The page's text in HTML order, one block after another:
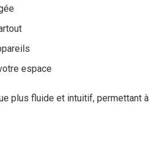
espace
plus fluide et intuitif, permettant à